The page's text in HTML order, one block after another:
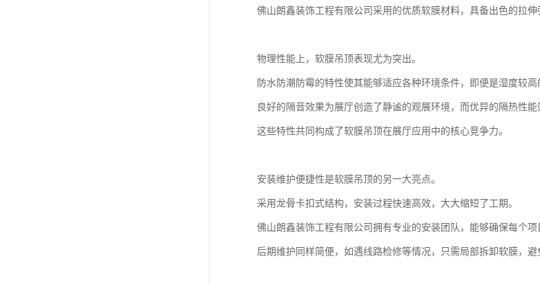
佛山朗鑫装饰工程有限公司采用的优质软膜材料，具备出色的拉
物理性能上，软膜吊顶表现尤为突出。
防水防潮防霉的特性使其能够适应各种环境条件，即便是湿度较
良好的隔音效果为展厅创造了静谧的观展环境，而优异的隔热性
这些特性共同构成了软膜吊顶在展厅应用中的核心竞争力。
安装维护便捷性是软膜吊顶的另一大亮点。
采用龙骨卡扣式结构，安装过程快速高效，大大缩短了工期。
佛山朗鑫装饰工程有限公司拥有专业的安装团队，能够确保每个项
后期维护同样简便，如遇线路检修等情况，只需局部拆卸软膜，